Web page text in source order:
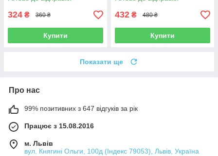
324 ₴ 360 ₴
Купити
432 ₴ 480 ₴
Купити
Показати ще
Про нас
99% позитивних з 647 відгуків за рік
Працює з 15.08.2016
м. Львів
вул. Княгині Ольги, 100д (Індекс 79053), Львів, Україна